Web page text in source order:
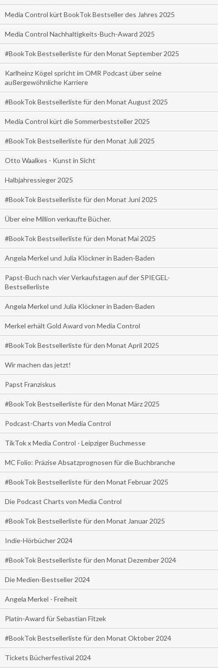
Media Control kürt BookTok Bestseller des Jahres 2025
Media Control Nachhaltigkeits-Buch-Award 2025
#BookTok Bestsellerliste für den Monat September 2025
Karlheinz Kögel spricht im OMR Podcast über seine
außergewöhnliche Karriere
#BookTok Bestsellerliste für den Monat August 2025
Media Control kürt die Sommerbeststeller 2025
#BookTok Bestsellerliste für den Monat Juli 2025
Otto Waalkes - Kunst in Sicht
Halbjahressieger 2025
#BookTok Bestsellerliste für den Monat Juni 2025
Über eine Million verkaufte Bücher.
#BookTok Bestsellerliste für den Monat Mai 2025
Angela Merkel und Julia Klöckner in Baden-Baden
Papst-Buch nach vier Verkaufstagen auf der SPIEGEL-
Bestsellerliste
Angela Merkel und Julia Klöckner in Baden-Baden
Merkel erhält Gold Award von Media Control
#BookTok Bestsellerliste für den Monat April 2025
Wir machen das jetzt!
Papst Franziskus
#BookTok Bestsellerliste für den Monat März 2025
Podcast-Charts von Media Control
TikTok x Media Control - Leipziger Buchmesse
MC Folio: Präzise Absatzprognosen für die Buchbranche
#BookTok Bestsellerliste für den Monat Februar 2025
Die Podcast Charts von Media Control
#BookTok Bestsellerliste für den Monat Januar 2025
Indie-Hörbücher 2024
#BookTok Bestsellerliste für den Monat Dezember 2024
Die Medien-Bestseller 2024
Angela Merkel - Freiheit
Platin-Award für Sebastian Fitzek
#BookTok Bestsellerliste für den Monat Oktober 2024
Tickets Bücherfestival 2024